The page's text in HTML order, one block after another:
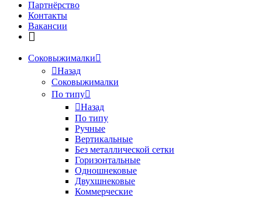
Партнёрство
Контакты
Вакансии
Соковыжималки
Назад
Соковыжималки
По типу
Назад
По типу
Ручные
Вертикальные
Без металлической сетки
Горизонтальные
Одношнековые
Двухшнековые
Коммерческие